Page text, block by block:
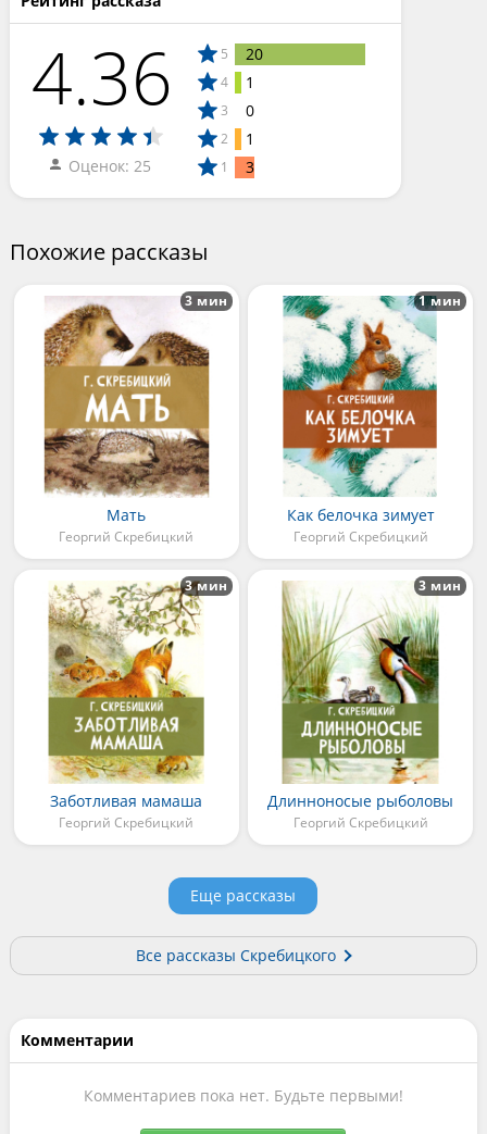
4.36
Оценок: 25
5 20
4 1
3 0
2 1
1 3
Похожие рассказы
Мать
Георгий Скребицкий
3 мин
Как белочка зимует
Георгий Скребицкий
1 мин
Заботливая мамаша
Георгий Скребицкий
3 мин
Длинноносые рыболовы
Георгий Скребицкий
3 мин
Еще рассказы
Все рассказы Скребицкого
Комментарии
Комментариев пока нет. Будьте первыми!